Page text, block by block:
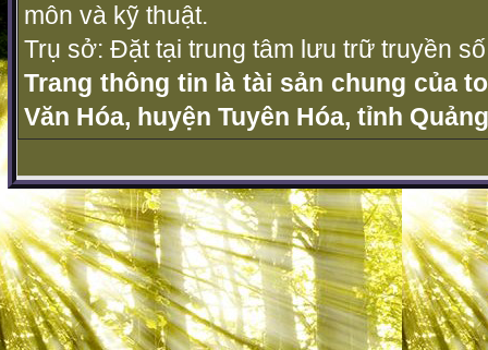
môn và kỹ thuật.
Trụ sở: Đặt tại trung tâm lưu trữ truyền
Trang thông tin là tài sản chung của
Văn Hóa, huyện Tuyên Hóa, tỉnh